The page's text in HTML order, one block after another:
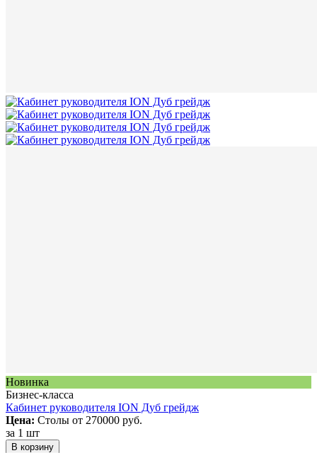
Новинка
Бизнес-класса
Кабинет руководителя ION Дуб грейдж
Цена: Столы от 270000 руб.
за 1 шт
В корзину